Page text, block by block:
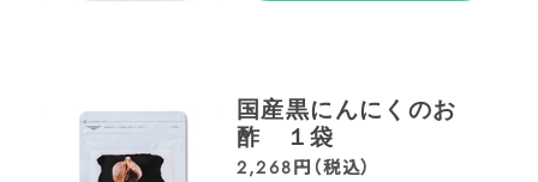
国産黒にんにくのお
酢 １袋
2,268円（税込）